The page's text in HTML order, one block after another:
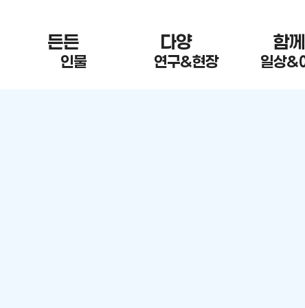
든든 한
인물
다양 한
연구&현장
함께
일상&